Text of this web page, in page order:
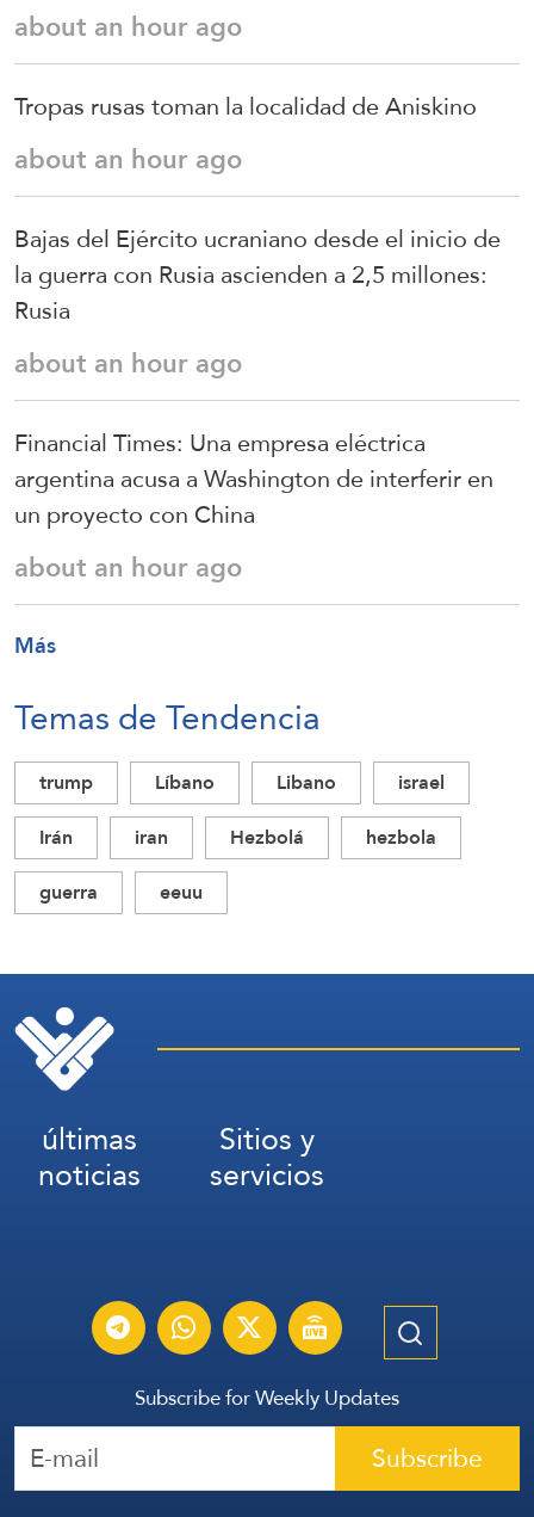
about an hour ago
Tropas rusas toman la localidad de Aniskino
about an hour ago
Bajas del Ejército ucraniano desde el inicio de
la guerra con Rusia ascienden a 2,5 millones:
Rusia
about an hour ago
Financial Times: Una empresa eléctrica
argentina acusa a Washington de interferir en
un proyecto con China
about an hour ago
Más
Temas de Tendencia
trump Líbano Libano
israel
Irán
iran Hezbolá
hezbola
guerra
eeuu
últimas
noticias
Sitios y
servicios
Subscribe for Weekly Updates
Subscribe